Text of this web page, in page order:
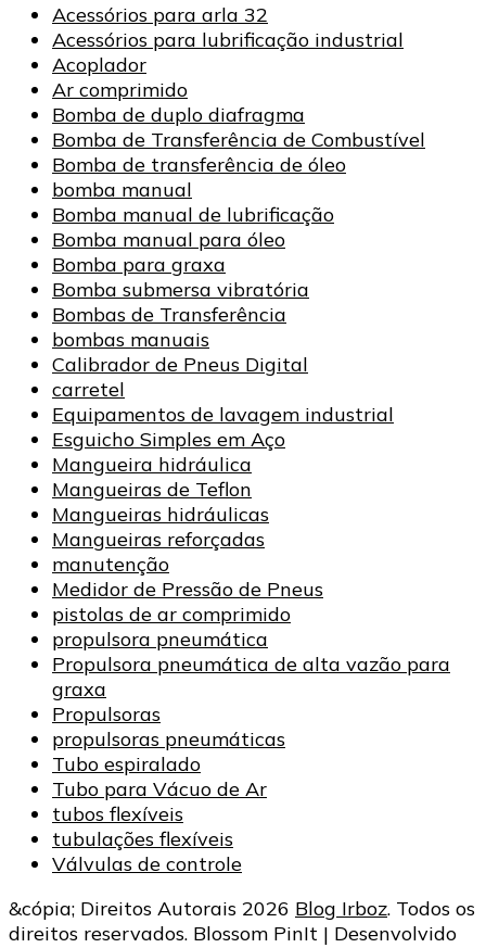
Acessórios para arla 32
Acessórios para lubrificação industrial
Acoplador
Ar comprimido
Bomba de duplo diafragma
Bomba de Transferência de Combustível
Bomba de transferência de óleo
bomba manual
Bomba manual de lubrificação
Bomba manual para óleo
Bomba para graxa
Bomba submersa vibratória
Bombas de Transferência
bombas manuais
Calibrador de Pneus Digital
carretel
Equipamentos de lavagem industrial
Esguicho Simples em Aço
Mangueira hidráulica
Mangueiras de Teflon
Mangueiras hidráulicas
Mangueiras reforçadas
manutenção
Medidor de Pressão de Pneus
pistolas de ar comprimido
propulsora pneumática
Propulsora pneumática de alta vazão para
graxa
Propulsoras
propulsoras pneumáticas
Tubo espiralado
Tubo para Vácuo de Ar
tubos flexíveis
tubulações flexíveis
Válvulas de controle
&cópia; Direitos Autorais 2026 Blog Irboz. Todos os
direitos reservados. Blossom PinIt | Desenvolvido